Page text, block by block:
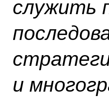
служить
и